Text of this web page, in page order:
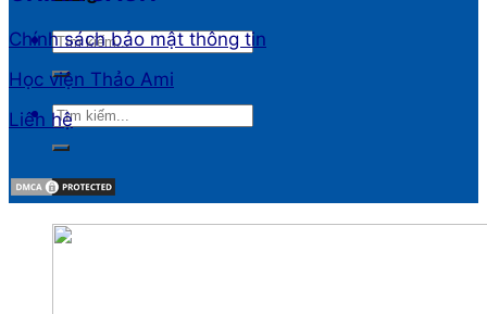
Chính sách bảo mật thông tin
Học viện Thảo Ami
Liên hệ